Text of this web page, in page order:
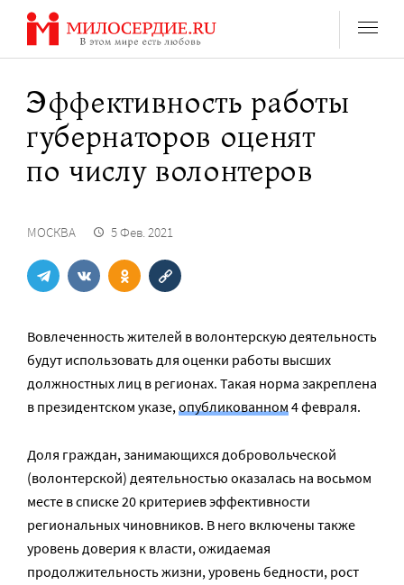
Перейти
содержанию
Эффективность работы
губернаторов оценят
по числу волонтеров
МОСКВА 5 Фев. 2021
Вовлеченность жителей в волонтерскую деятельность
будут использовать для оценки работы высших
должностных лиц в регионах. Такая норма закреплена
в президентском указе,опубликованном4 февраля.
Доля граждан, занимающихся добровольческой
(волонтерской) деятельностью оказалась на восьмом
месте в списке 20 критериев эффективности
региональных чиновников. В него включены также
уровень доверия к власти, ожидаемая
продолжительность жизни, уровень бедности, рост